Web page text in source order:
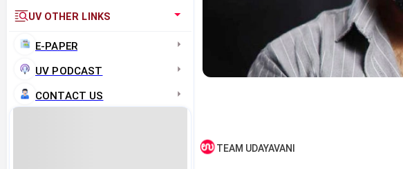
UV OTHER LINKS
E-PAPER
UV PODCAST
CONTACT US
TEAM UDAYAVANI